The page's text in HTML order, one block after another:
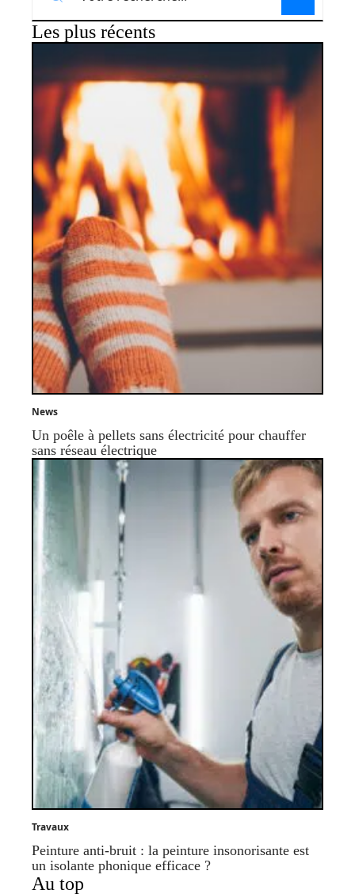
Les plus récents
News
Un poêle à pellets sans électricité pour chauffer
sans réseau électrique
Travaux
Peinture anti-bruit : la peinture insonorisante est
un isolante phonique efficace ?
Au top